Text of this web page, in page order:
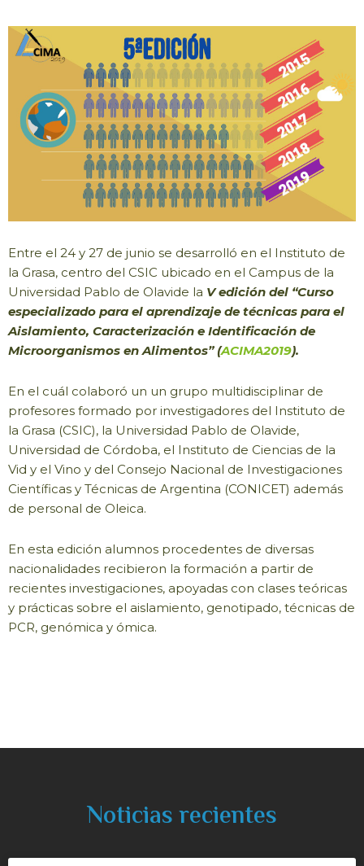
Entre el 24 y 27 de junio se desarrolló en el Instituto de
la Grasa, centro del CSIC ubicado en el Campus de la
Universidad Pablo de Olavide la V edición del “Curso
especializado para el aprendizaje de técnicas para el
Aislamiento, Caracterización e Identificación de
Microorganismos en Alimentos” (ACIMA2019).
En el cuál colaboró un un grupo multidisciplinar de
profesores formado por investigadores del Instituto de
la Grasa (CSIC), la Universidad Pablo de Olavide,
Universidad de Córdoba, el Instituto de Ciencias de la
Vid y el Vino y del Consejo Nacional de Investigaciones
Científicas y Técnicas de Argentina (CONICET) además
de personal de Oleica.
En esta edición alumnos procedentes de diversas
nacionalidades recibieron la formación a partir de
recientes investigaciones, apoyadas con clases teóricas
y prácticas sobre el aislamiento, genotipado, técnicas de
PCR, genómica y ómica.
Noticias recientes